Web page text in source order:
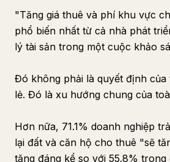
"Tăng giá thuê và phí khu vực
phổ biến nhất từ cả nhà phát
lý tài sản trong một cuộc khảo
Đó không phải là quyết định của
lẻ. Đó là xu hướng chung của
Hơn nữa, 71.1% doanh nghiệp
lại đất và căn hộ cho thuê "sẽ
tăng đáng kể so với 55.8%